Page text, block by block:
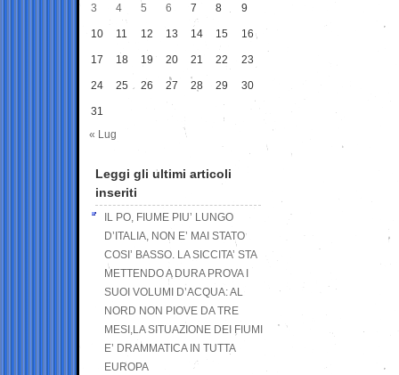
3 4 5 6 7 8 9
10 11 12 13 14 15 16
17 18 19 20 21 22 23
24 25 26 27 28 29 30
31
« Lug
Leggi gli ultimi articoli
inseriti
IL PO, FIUME PIU’ LUNGO
D’ITALIA, NON E’ MAI STATO
COSI’ BASSO. LA SICCITA’ STA
METTENDO A DURA PROVA I
SUOI VOLUMI D’ACQUA: AL
NORD NON PIOVE DA TRE
MESI,LA SITUAZIONE DEI FIUMI
E’ DRAMMATICA IN TUTTA
EUROPA